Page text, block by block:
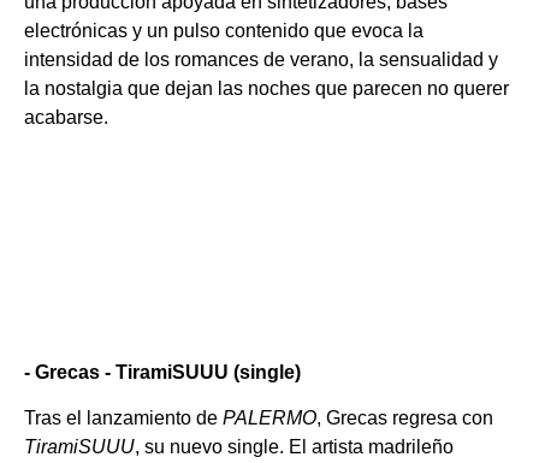
electrónicas y un pulso contenido que evoca la
intensidad de los romances de verano, la sensualidad y
la nostalgia que dejan las noches que parecen no querer
acabarse.
- Grecas - TiramiSUUU (single)
Tras el lanzamiento de PALERMO, Grecas regresa con
TiramiSUUU, su nuevo single. El artista madrileño